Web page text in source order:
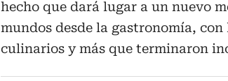
hecho que dará lugar a un nuevo
mundos desde la gastronomía,
culinarios y más que terminaron